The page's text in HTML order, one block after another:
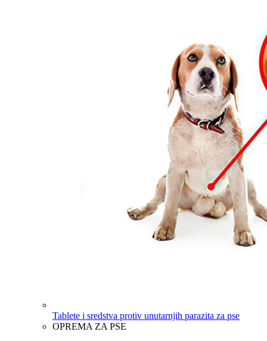
Tablete i sredstva protiv unutarnjih parazita za pse
OPREMA ZA PSE